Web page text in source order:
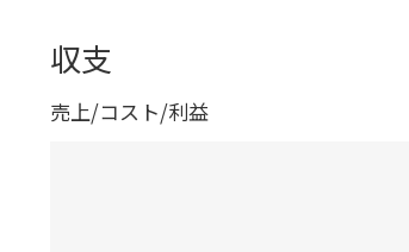
収支
売上/コスト/利益